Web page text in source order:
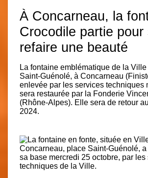
À Concarneau, la
Crocodile partie pour
refaire une beauté
La fontaine emblématique de la
Saint-Guénolé, à Concarneau
enlevée par les services techniques
sera restaurée par la Fonderie
(Rhône-Alpes). Elle sera de retour
2024.